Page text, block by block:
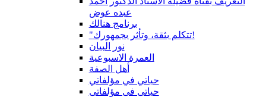
عبده عوض
برنامج هنالك
"تتكلم بثقة، وتأثر بجمهورك!
نور البيان
العمرة الاسبوعية
أهل الصفة
حياتي في مؤلفاتي
حياتى فى مؤلفاتى